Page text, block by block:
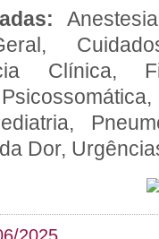
Clínica,
Dor,